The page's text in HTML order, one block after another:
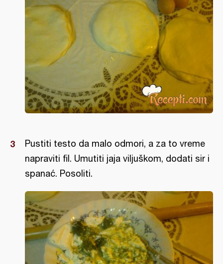
Pustiti testo da malo odmori, a za to vreme
napraviti fil. Umutiti jaja viljuškom, dodati sir i
spanać. Posoliti.